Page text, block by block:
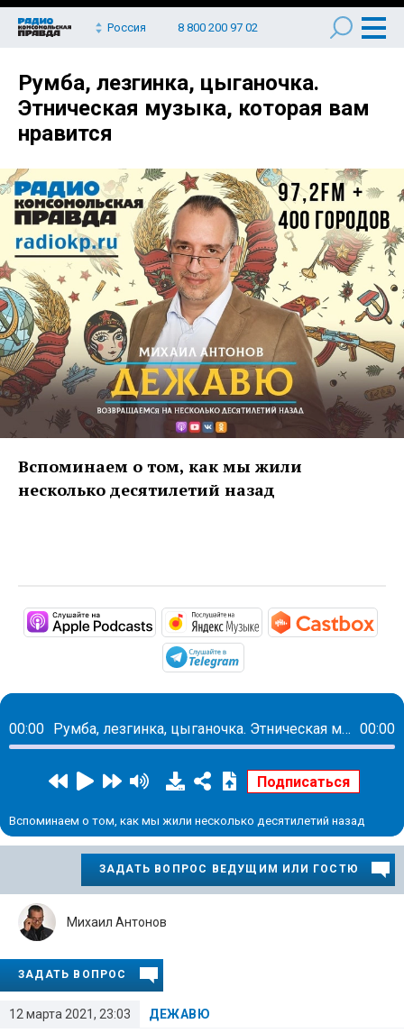
Россия 8 800 200 97 02
Румба, лезгинка, цыганочка.
Этническая музыка, которая вам
нравится
Вспоминаем о том, как мы жили
несколько десятилетий назад
https://podcasts.apple.com/ru/
https://
00:00 Румба, лезгинка, цыганочка. Этническая музыка, которая вам нравится 00:00
Вспоминаем о том, как мы жили несколько десятилетий назад
ЗАДАТЬ ВОПРОС ВЕДУЩИМ ИЛИ ГОСТЮ
12 марта 2021, 23:03 ДЕЖАВЮ
Михаил Антонов
ЗАДАТЬ ВОПРОС